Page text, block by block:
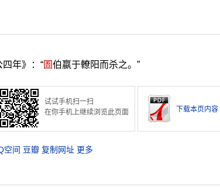
年》：“圄伯嬴于轑阳而杀之。”
试试手机扫一扫
在你手机上继续浏览此页面
下载本页内容
空间 豆瓣 复制网址 更多